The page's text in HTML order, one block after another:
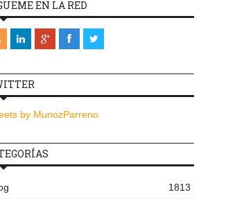
EN LA RED
by MunozParreno
1813